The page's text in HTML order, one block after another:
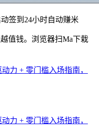
签到24小时自动赚米
值钱。浏览器扫Ma下栽